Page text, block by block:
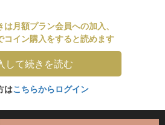
月額プラン会員への加入、
コイン購入をすると読めます
して続きを読む
はこちらからログイン